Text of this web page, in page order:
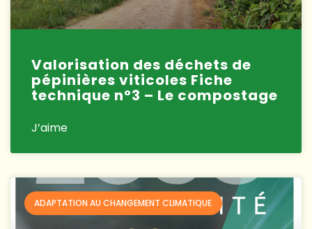
Valorisation des déchets de
pépinières viticoles Fiche
technique n°3 – Le compostage
J’aime
ADAPTATION AU CHANGEMENT CLIMATIQUE